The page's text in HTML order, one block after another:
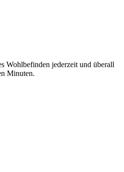
Wohlbefinden jederzeit und überall
Minuten.